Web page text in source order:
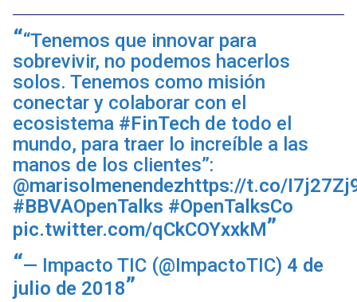
“Tenemos que innovar para
sobrevivir, no podemos hacerlos
solos. Tenemos como misión
conectar y colaborar con el
ecosistema #FinTech de todo el
mundo, para traer lo increíble a las
manos de los clientes”:
@marisolmenendezhttps://t.co/
#BBVAOpenTalks #OpenTalksCo
pic.twitter.com/qCkCOYxxkM
— Impacto TIC (@ImpactoTIC) 4 de
julio de 2018